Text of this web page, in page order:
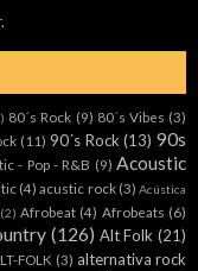
.
80´s Rock (9) 80´s Vibes (3)
(11) 90´s Rock (13) 90s
- Pop - R&B (9) Acoustic
(4) acustic rock (3) Acústica
(2) Afrobeat (4) Afrobeats (6)
(126) Alt Folk (21)
FOLK (3) alternativa rock